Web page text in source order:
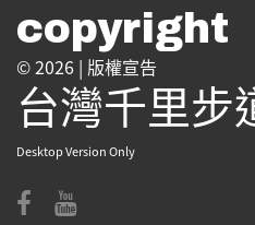
copyright
© 2026 | 版權宣告
台灣千里步
Desktop Version Only